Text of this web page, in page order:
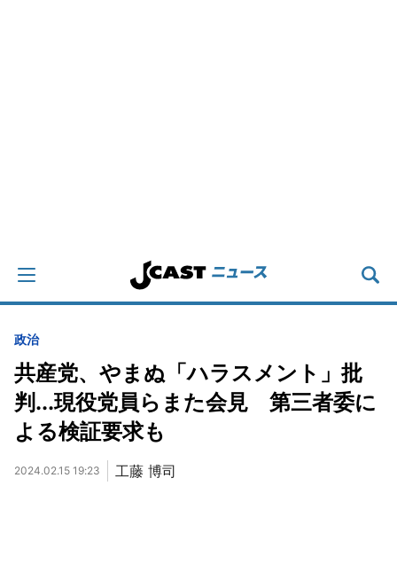
政治
共産党、やまぬ「ハラスメント」批
判...現役党員らまた会見 第三者委に
よる検証要求も
2024.02.15 19:23 工藤 博司